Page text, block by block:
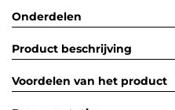
Onderdelen
Product beschrijving
Voordelen van het product